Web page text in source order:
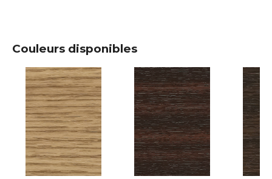
Couleurs disponibles